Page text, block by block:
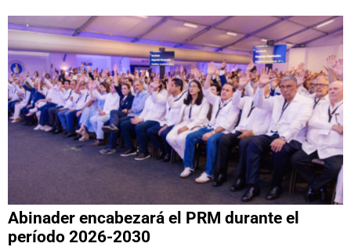
Abinader encabezará el PRM durante el
período 2026-2030